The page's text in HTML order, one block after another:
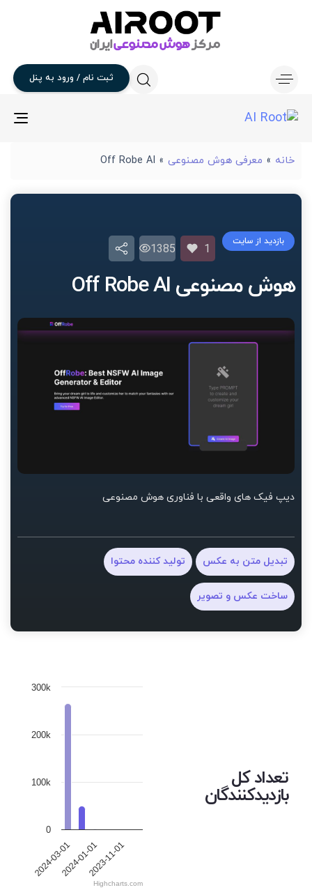
ثبت نام / ورود به پنل
خانه » معرفی هوش مصنوعی »
Off Robe AI
هوش مصنوعی Off Robe AI
بازدید از سایت
1
1385
دیپ فیک های واقعی با فناوری هوش مصنوعی
تبدیل متن به عکس تولید کننده محتوا
ساخت عکس و تصویر
تعداد کل
بازدیدکنندگان
2024-03-012024-01-012023-11-01
0
100k
200k
300k
Highcharts.com